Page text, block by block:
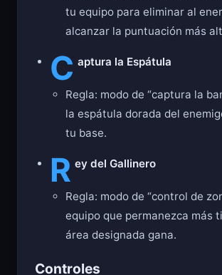
tu equipo para eliminar al
alcanzar la puntuación más
C aptura la Espátula
Regla: modo de “captura la
la espátula dorada del
tu base.
R ey del Gallinero
Regla: modo de “control de
equipo que permanezca más
área designada gana.
Controles